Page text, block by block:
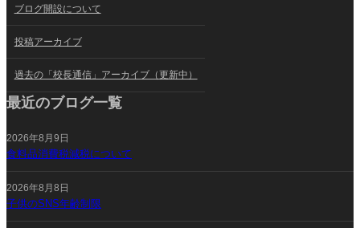
ブログ開設について
投稿アーカイブ
過去の「校長通信」アーカイブ（更新中）
最近のブログ一覧
2026年8月9日
食料品消費税減税について
2026年8月8日
子供のSNS年齢制限